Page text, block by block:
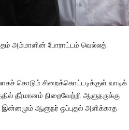
அம்மாளின் போராட்டம் வெல்லத்
கொடும் சிறைக்கொட்டடிக்குள் வாடிக்
தீர்மானம் நிறைவேற்றி ஆளுநருக்கு
இன்னமும் ஆளுநர் ஒப்புதல் அளிக்காத